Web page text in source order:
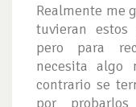
Realmente me
tuvieran estos
pero para
necesita algo
contrario se
por